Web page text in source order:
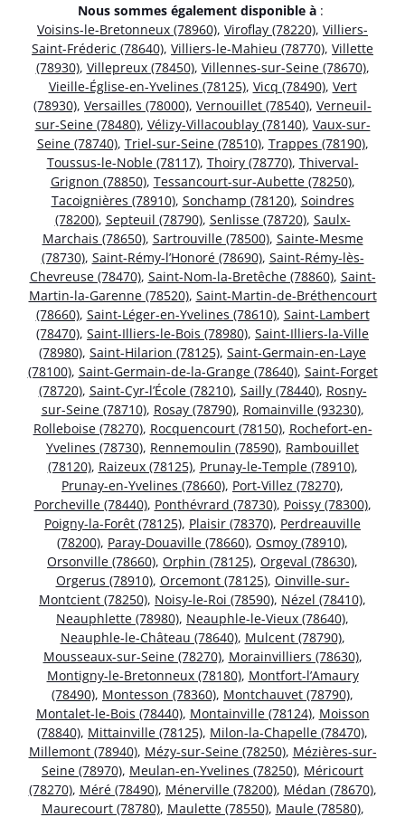
Nous sommes également disponible à :
Voisins-le-Bretonneux (78960), Viroflay (78220), Villiers-
Saint-Fréderic (78640), Villiers-le-Mahieu (78770), Villette
(78930), Villepreux (78450), Villennes-sur-Seine (78670),
Vieille-Église-en-Yvelines (78125), Vicq (78490), Vert
(78930), Versailles (78000), Vernouillet (78540), Verneuil-
sur-Seine (78480), Vélizy-Villacoublay (78140), Vaux-sur-
Seine (78740), Triel-sur-Seine (78510), Trappes (78190),
Toussus-le-Noble (78117), Thoiry (78770), Thiverval-
Grignon (78850), Tessancourt-sur-Aubette (78250),
Tacoignières (78910), Sonchamp (78120), Soindres
(78200), Septeuil (78790), Senlisse (78720), Saulx-
Marchais (78650), Sartrouville (78500), Sainte-Mesme
(78730), Saint-Rémy-l’Honoré (78690), Saint-Rémy-lès-
Chevreuse (78470), Saint-Nom-la-Bretêche (78860), Saint-
Martin-la-Garenne (78520), Saint-Martin-de-Bréthencourt
(78660), Saint-Léger-en-Yvelines (78610), Saint-Lambert
(78470), Saint-Illiers-le-Bois (78980), Saint-Illiers-la-Ville
(78980), Saint-Hilarion (78125), Saint-Germain-en-Laye
(78100), Saint-Germain-de-la-Grange (78640), Saint-Forget
(78720), Saint-Cyr-l’École (78210), Sailly (78440), Rosny-
sur-Seine (78710), Rosay (78790), Romainville (93230),
Rolleboise (78270), Rocquencourt (78150), Rochefort-en-
Yvelines (78730), Rennemoulin (78590), Rambouillet
(78120), Raizeux (78125), Prunay-le-Temple (78910),
Prunay-en-Yvelines (78660), Port-Villez (78270),
Porcheville (78440), Ponthévrard (78730), Poissy (78300),
Poigny-la-Forêt (78125), Plaisir (78370), Perdreauville
(78200), Paray-Douaville (78660), Osmoy (78910),
Orsonville (78660), Orphin (78125), Orgeval (78630),
Orgerus (78910), Orcemont (78125), Oinville-sur-
Montcient (78250), Noisy-le-Roi (78590), Nézel (78410),
Neauphlette (78980), Neauphle-le-Vieux (78640),
Neauphle-le-Château (78640), Mulcent (78790),
Mousseaux-sur-Seine (78270), Morainvilliers (78630),
Montigny-le-Bretonneux (78180), Montfort-l’Amaury
(78490), Montesson (78360), Montchauvet (78790),
Montalet-le-Bois (78440), Montainville (78124), Moisson
(78840), Mittainville (78125), Milon-la-Chapelle (78470),
Millemont (78940), Mézy-sur-Seine (78250), Mézières-sur-
Seine (78970), Meulan-en-Yvelines (78250), Méricourt
(78270), Méré (78490), Ménerville (78200), Médan (78670),
Maurecourt (78780), Maulette (78550), Maule (78580),